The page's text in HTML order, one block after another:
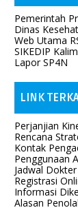
Pemerintah
Dinas
Web Utama
SIKEDIP
Lapor SP4N
LINK
Perjanjian
Rencana
Kontak
Penggunaan
Jadwal
Registrasi
Informasi
Alasan